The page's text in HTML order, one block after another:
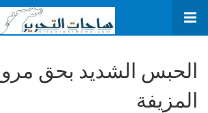
الحبس الشديد بحق
المزيفة